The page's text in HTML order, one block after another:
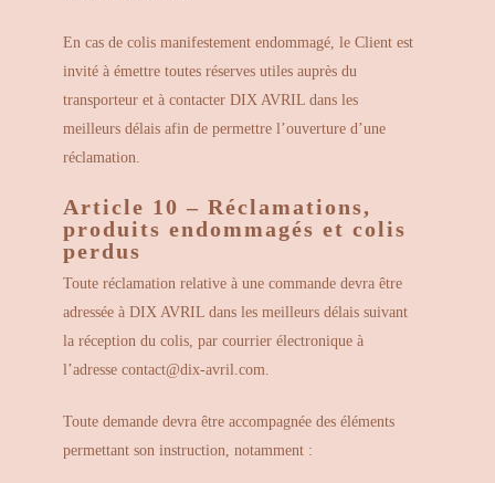
En cas de colis manifestement endommagé, le Client est
invité à émettre toutes réserves utiles auprès du
transporteur et à contacter DIX AVRIL dans les
meilleurs délais afin de permettre l’ouverture d’une
réclamation.
Article 10 – Réclamations,
produits endommagés et colis
perdus
Toute réclamation relative à une commande devra être
adressée à DIX AVRIL dans les meilleurs délais suivant
la réception du colis, par courrier électronique à
l’adresse contact@dix-avril.com.
Toute demande devra être accompagnée des éléments
permettant son instruction, notamment :